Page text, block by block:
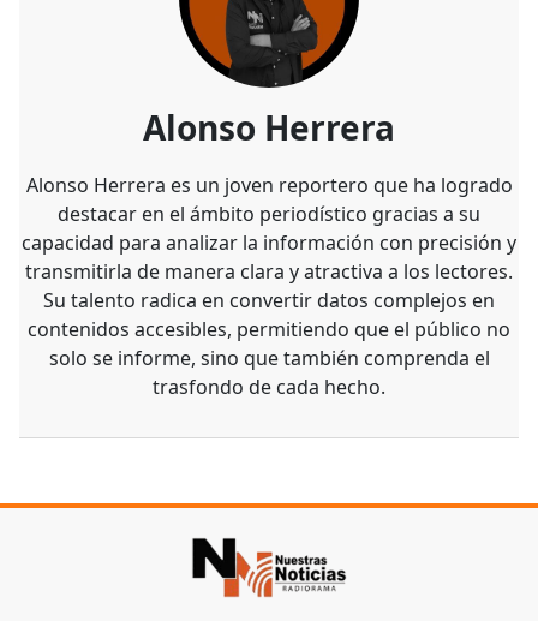
Alonso Herrera
Alonso Herrera es un joven reportero que ha logrado
destacar en el ámbito periodístico gracias a su
capacidad para analizar la información con precisión y
transmitirla de manera clara y atractiva a los lectores.
Su talento radica en convertir datos complejos en
contenidos accesibles, permitiendo que el público no
solo se informe, sino que también comprenda el
trasfondo de cada hecho.